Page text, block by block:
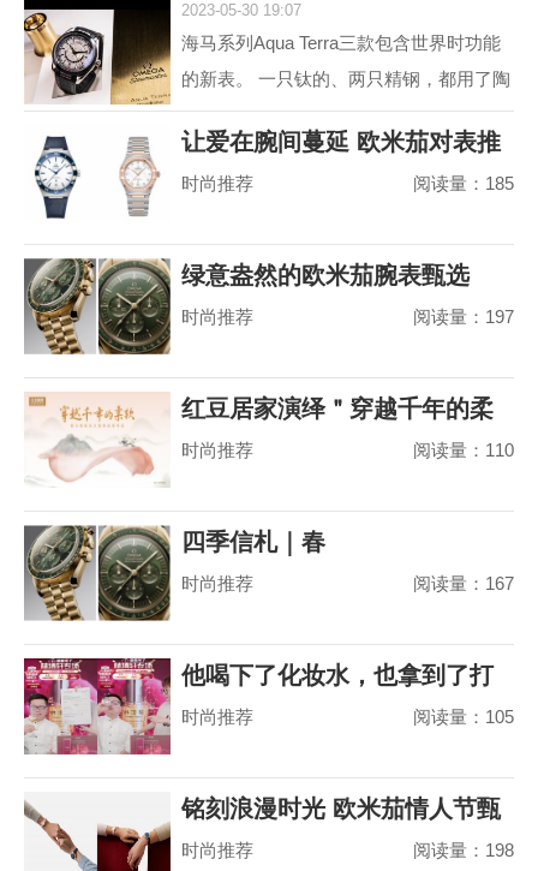
2023-05-30 19:07
海马系列Aqua Terra三款包含世界时功能
的新表。 一只钛的、两只精钢，都用了陶
瓷圈儿。 世界时以海马加身，是为强调运
动属性。约定俗成...
让爱在腕间蔓延 欧米茄对表推
荐
时尚推荐 阅读量：185
绿意盎然的欧米茄腕表甄选
时尚推荐 阅读量：197
红豆居家演绎＂穿越千年的柔
软＂，婴儿绵真
时尚推荐 阅读量：110
四季信札｜春
时尚推荐 阅读量：167
他喝下了化妆水，也拿到了打
赢山茶花之争的
时尚推荐 阅读量：105
铭刻浪漫时光 欧米茄情人节甄
选
时尚推荐 阅读量：198